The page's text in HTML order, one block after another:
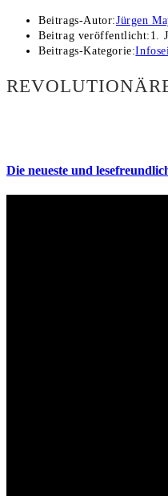
Beitrags-Autor:Jürgen
Beitrag veröffentlicht: 1.
Beitrags-Kategorie:
Die neueste und